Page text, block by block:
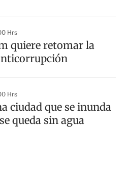
Hrs
quiere retomar la
Hrs
ciudad que se inunda
queda sin agua